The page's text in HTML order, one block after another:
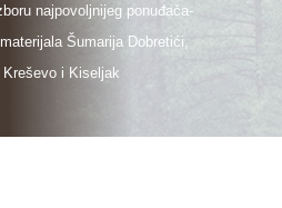
najpovoljnijeg ponuđača-
Šumarija Dobretići,
Kreševo i Kiseljak